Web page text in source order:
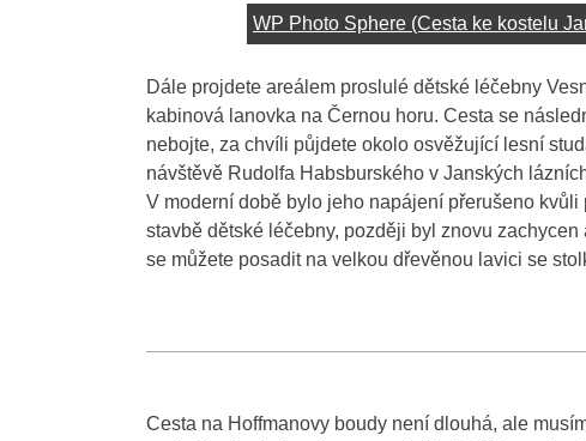
WP Photo Sphere (Cesta ke kostelu
Dále projdete areálem proslulé dětské léčebny
kabinová lanovka na Černou horu. Cesta se
nebojte, za chvíli půjdete okolo osvěžující lesní
návštěvě Rudolfa Habsburského v Janských
V moderní době bylo jeho napájení přerušeno
stavbě dětské léčebny, později byl znovu
se můžete posadit na velkou dřevěnou lavici se
Cesta na Hoffmanovy boudy není dlouhá, ale